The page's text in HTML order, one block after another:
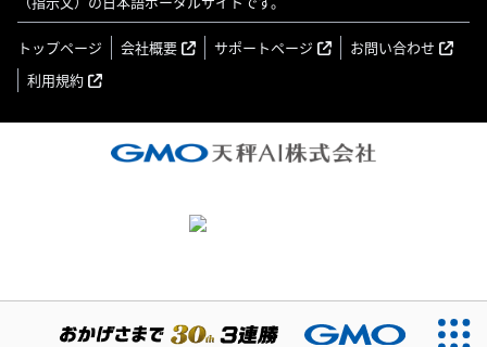
トップページ 会社概要 サポートページ
お問い合わせ
利用規約